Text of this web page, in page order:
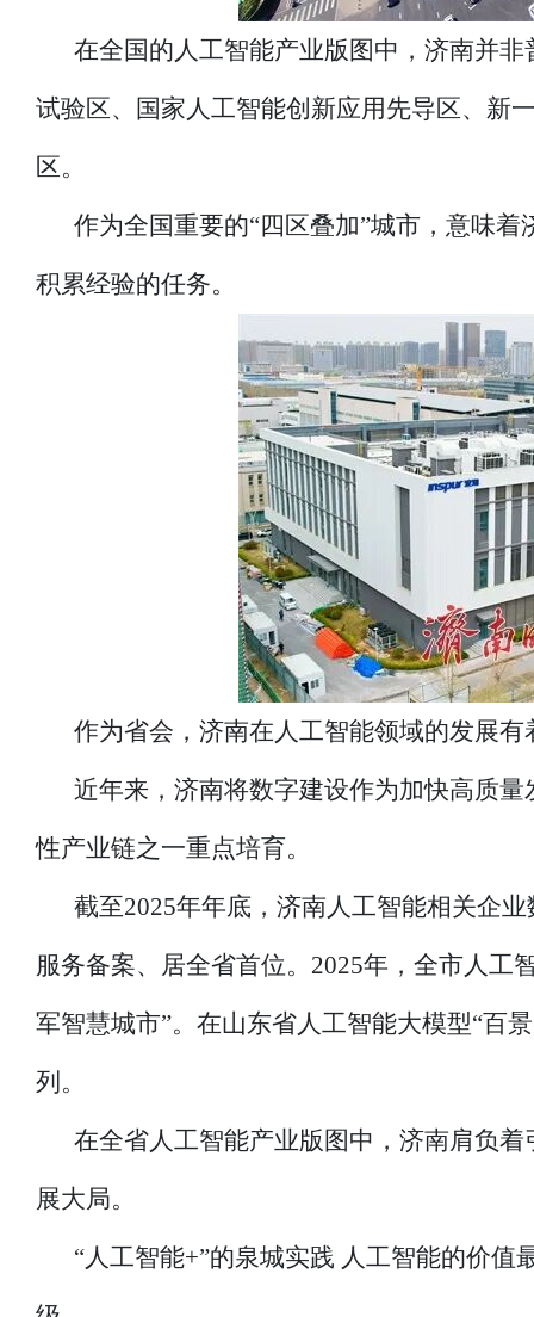
在全国的人工智能产业版图中，济南并
试验区、国家人工智能创新应用先导区、新
区。
作为全国重要的“四区叠加”城市，意味
积累经验的任务。
作为省会，济南在人工智能领域的发展
近年来，济南将数字建设作为加快高质
性产业链之一重点培育。
截至2025年年底，济南人工智能相关企
服务备案、居全省首位。2025年，全市人工
军智慧城市”。在山东省人工智能大模型“百
列。
在全省人工智能产业版图中，济南肩负
展大局。
“人工智能+”的泉城实践 人工智能的价